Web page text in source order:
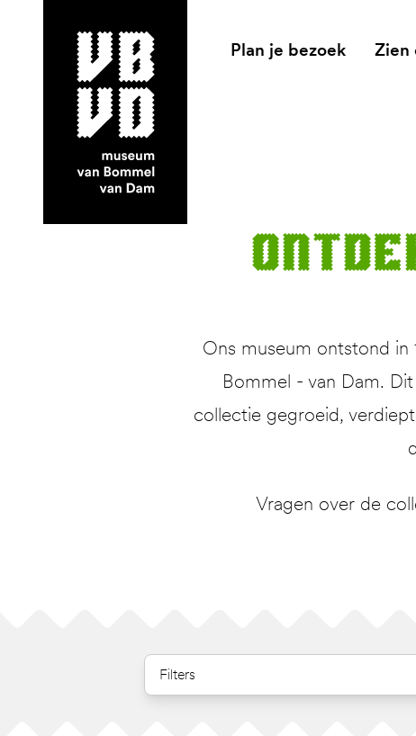
museum van Bommel van Dam
Plan je bezoek Zien
Ons museum ontstond in
Bommel - van Dam.
collectie gegroeid,
Vragen over de
Filters